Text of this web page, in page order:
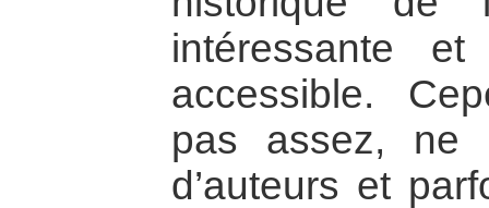
intéressante
accessible.
pas assez, ne
d’auteurs et